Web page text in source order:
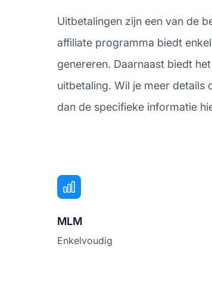
Uitbetalingen zijn een van de
affiliate programma biedt
genereren. Daarnaast biedt
uitbetaling. Wil je meer details
dan de specifieke informatie
MLM
Enkelvoudig